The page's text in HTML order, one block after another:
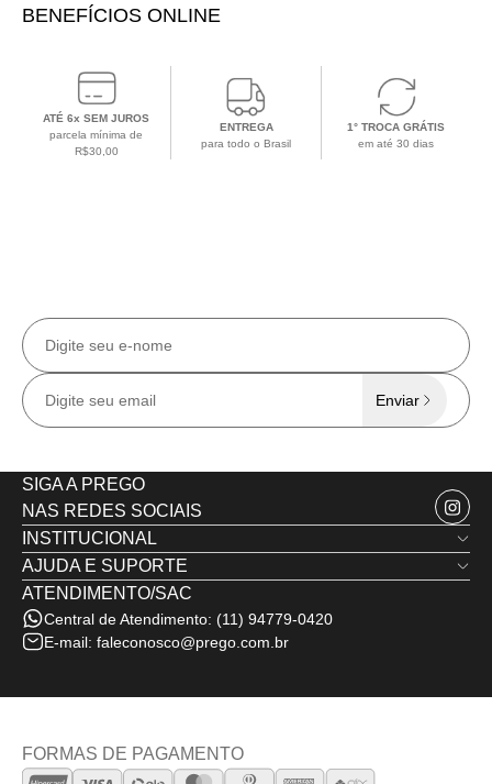
BENEFÍCIOS ONLINE
ATÉ 6x SEM JUROS
parcela mínima de
R$30,00
ENTREGA
para todo o Brasil
1° TROCA GRÁTIS
em até 30 dias
Enviar
SIGA A PREGO
NAS REDES SOCIAIS
INSTITUCIONAL
Quem Somos
Nossas Lojas
Minha Conta
AJUDA E SUPORTE
Trocas e Devoluções
Política de Privacidade
Termos de Uso
ATENDIMENTO/SAC
Central de Atendimento: (11) 94779-0420
E-mail: faleconosco@prego.com.br
FORMAS DE PAGAMENTO